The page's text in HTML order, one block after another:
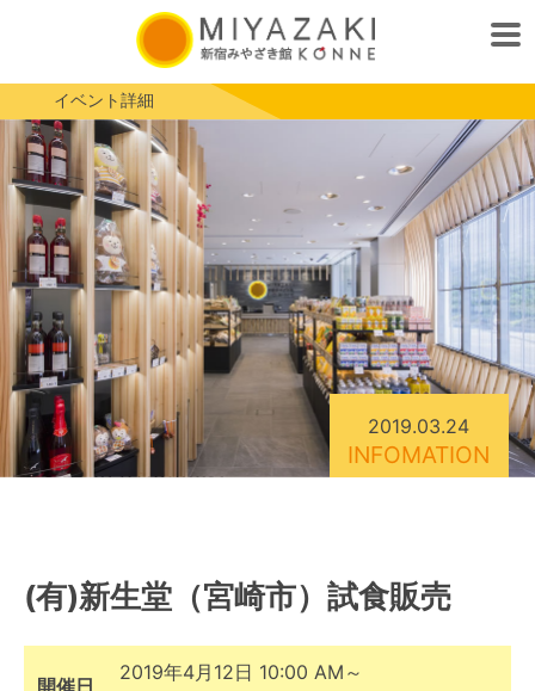
イベント詳細
2019.03.24
INFOMATION
(有)新生堂（宮崎市）試食販売
開催日
2019年4月12日 10:00 AM～